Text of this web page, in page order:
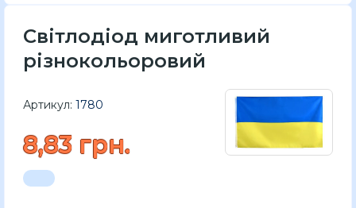
Світлодіод миготливий
різнокольоровий
Артикул: 1780
8,83 грн.